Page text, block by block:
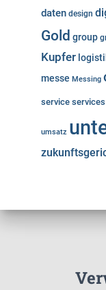
daten design
Gold group
Kupfer
messe Messing
service services
umsatz